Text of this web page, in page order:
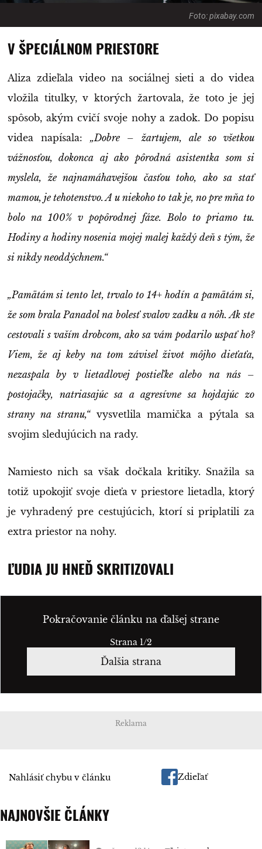
Foto: pixabay.com
V ŠPECIÁLNOM PRIESTORE
Aliza zdieľala video na sociálnej sieti a do videa
vložila titulky, v ktorých žartovala, že toto je jej
spôsob, akým cvičí svoje nohy a zadok. Do popisu
videa napísala:„Dobre – žartujem, ale so všetkou
vážnosťou, dokonca aj ako pôrodná asistentka som si
myslela, že najnamáhavejšou časťou toho, ako sa stať
mamou, je tehotenstvo. A u niekoho to tak je, no pre mňa to
bolo na 100% v popôrodnej fáze. Bolo to priamo tu.
Hodiny a hodiny nosenia mojej malej každý deň s tým, že
si nikdy neoddýchnem.“
„Pamätám si tento let, trvalo to 14+ hodín a pamätám si,
že som brala Panadol na bolesť svalov zadku a nôh. Ak ste
cestovali s vaším drobcom, ako sa vám podarilo uspať ho?
Viem, že aj keby na tom závisel život môjho dieťaťa,
nezaspala by v lietadlovej postieľke alebo na nás –
postojačky, natriasajúc sa a agresívne sa hojdajúc zo
strany na stranu,“vysvetlila mamička a pýtala sa
svojim sledujúcich na rady.
Namiesto nich sa však dočkala kritiky. Snažila sa
totiž upokojiť svoje dieťa v priestore lietadla, ktorý
je vyhradený pre cestujúcich, ktorí si priplatili za
extra priestor na nohy.
ĽUDIA JU HNEĎ SKRITIZOVALI
Pokračovanie článku na ďalšej strane
Strana 1/2
Ďalšia strana
Reklama
Nahlásiť chybu v článku Zdieľať
NAJNOVŠIE ČLÁNKY